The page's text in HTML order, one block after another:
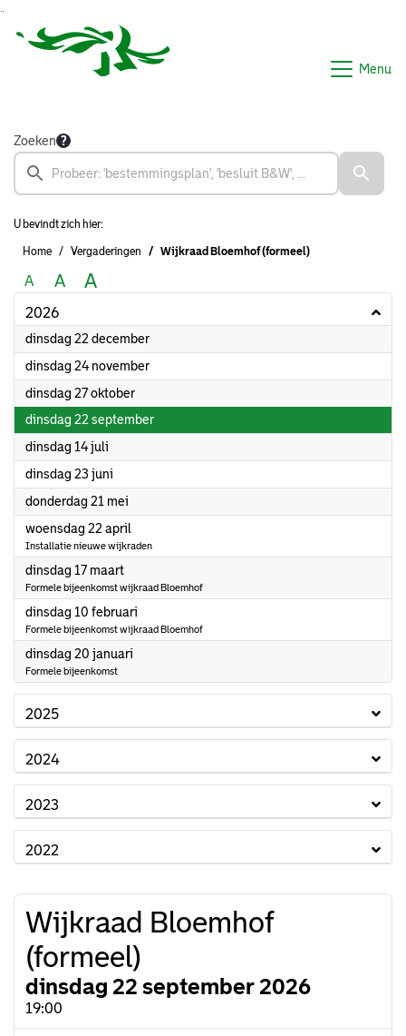
Menu
Zoeken
U bevindt zich hier:
Home Vergaderingen Wijkraad Bloemhof (formeel)
A A A
2026
dinsdag 22 december2026
dinsdag 24 november2026
dinsdag 27 oktober2026
dinsdag 22 september2026
dinsdag 14 juli
dinsdag 23 juni
donderdag 21 mei
woensdag 22 april
Installatie nieuwe wijkraden
dinsdag 17 maart2026
Formele bijeenkomst wijkraad Bloemhof
dinsdag 10 februari
Formele bijeenkomst wijkraad Bloemhof
dinsdag 20 januari
Formele bijeenkomst
2025
2024
2023
2022
Wijkraad Bloemhof
(formeel)
dinsdag 22 september 2026
19:00